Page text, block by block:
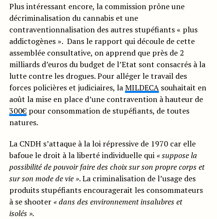
Plus intéressant encore, la commission prône une
décriminalisation du cannabis et une
contraventionnalisation des autres stupéfiants « plus
addictogènes ». Dans le rapport qui découle de cette
assemblée consultative, on apprend que près de 2
milliards d’euros du budget de l’Etat sont consacrés à la
lutte contre les drogues. Pour alléger le travail des
forces policières et judiciaires, laMILDECAsouhaitait en
août la mise en place d’une contravention à hauteur de
300€pour consommation de stupéfiants, de toutes
natures.
La CNDH s’attaque à la loi répressive de 1970 car elle
bafoue le droit à la liberté individuelle qui « suppose la
possibilité de pouvoir faire des choix sur son propre corps et
sur son mode de vie ». La criminalisation de l’usage des
produits stupéfiants encouragerait les consommateurs
à se shooter « dans des environnement insalubres et
isolés ».